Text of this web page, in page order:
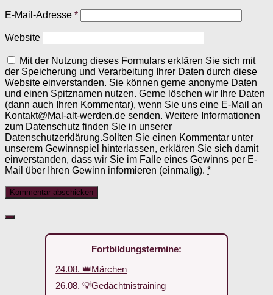
E-Mail-Adresse *
Website
Mit der Nutzung dieses Formulars erklären Sie sich mit
der Speicherung und Verarbeitung Ihrer Daten durch diese
Website einverstanden. Sie können gerne anonyme Daten
und einen Spitznamen nutzen. Gerne löschen wir Ihre Daten
(dann auch Ihren Kommentar), wenn Sie uns eine E-Mail an
Kontakt@Mal-alt-werden.de senden. Weitere Informationen
zum Datenschutz finden Sie in unserer
Datenschutzerklärung.Sollten Sie einen Kommentar unter
unserem Gewinnspiel hinterlassen, erklären Sie sich damit
einverstanden, dass wir Sie im Falle eines Gewinns per E-
Mail über Ihren Gewinn informieren (einmalig). *
Fortbildungstermine:
24.08. 👑Märchen
26.08. 💡Gedächtnistraining